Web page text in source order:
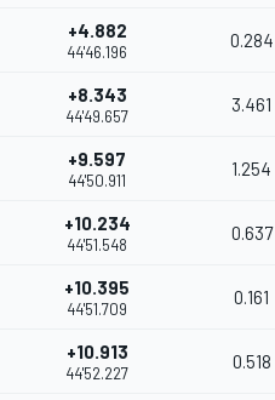
+4.882
44'46.196
0.284
+8.343
44'49.657
3.461
+9.597
44'50.911
1.254
+10.234
44'51.548
0.637
+10.395
44'51.709
0.161
+10.913
44'52.227
0.518